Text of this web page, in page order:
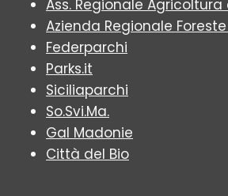
Ass. Regionale Agricoltura
Azienda Regionale
Federparchi
Parks.it
Siciliaparchi
So.Svi.Ma.
Gal Madonie
Città del Bio